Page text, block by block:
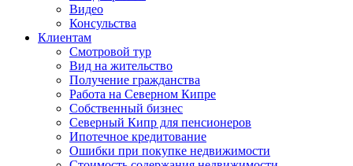
Видео
Консульства
Клиентам
Смотровой тур
Вид на жительство
Получение гражданства
Работа на Северном Кипре
Собственный бизнес
Северный Кипр для пенсионеров
Ипотечное кредитование
Ошибки при покупке недвижимости